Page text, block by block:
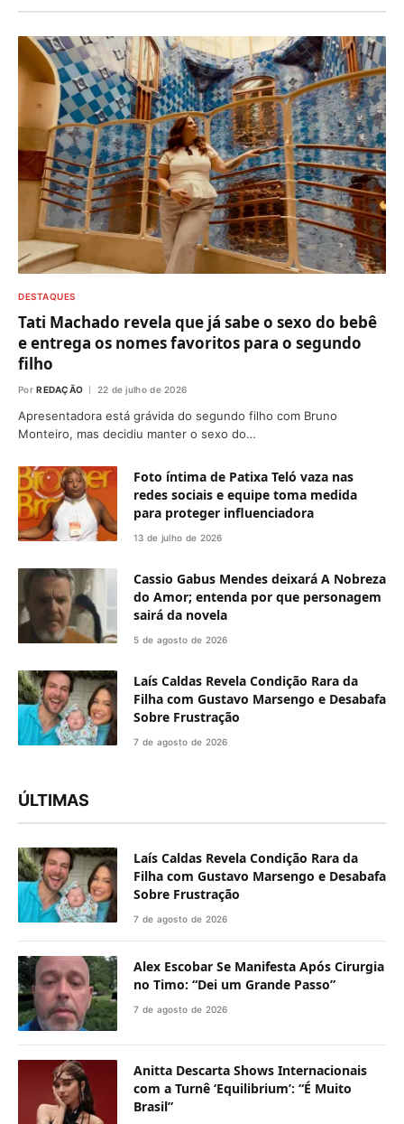
DESTAQUES
Tati Machado revela que já sabe o sexo do bebê
e entrega os nomes favoritos para o segundo
filho
Por REDAÇÃO 22 de julho de 2026
Apresentadora está grávida do segundo filho com Bruno
Monteiro, mas decidiu manter o sexo do…
Foto íntima de Patixa Teló vaza nas
redes sociais e equipe toma medida
para proteger influenciadora
13 de julho de 2026
Cassio Gabus Mendes deixará A Nobreza
do Amor; entenda por que personagem
sairá da novela
5 de agosto de 2026
Laís Caldas Revela Condição Rara da
Filha com Gustavo Marsengo e Desabafa
Sobre Frustração
7 de agosto de 2026
ÚLTIMAS
Laís Caldas Revela Condição Rara da
Filha com Gustavo Marsengo e Desabafa
Sobre Frustração
7 de agosto de 2026
Alex Escobar Se Manifesta Após Cirurgia
no Timo: “Dei um Grande Passo”
7 de agosto de 2026
Anitta Descarta Shows Internacionais
com a Turnê ‘Equilibrium’: “É Muito
Brasil”